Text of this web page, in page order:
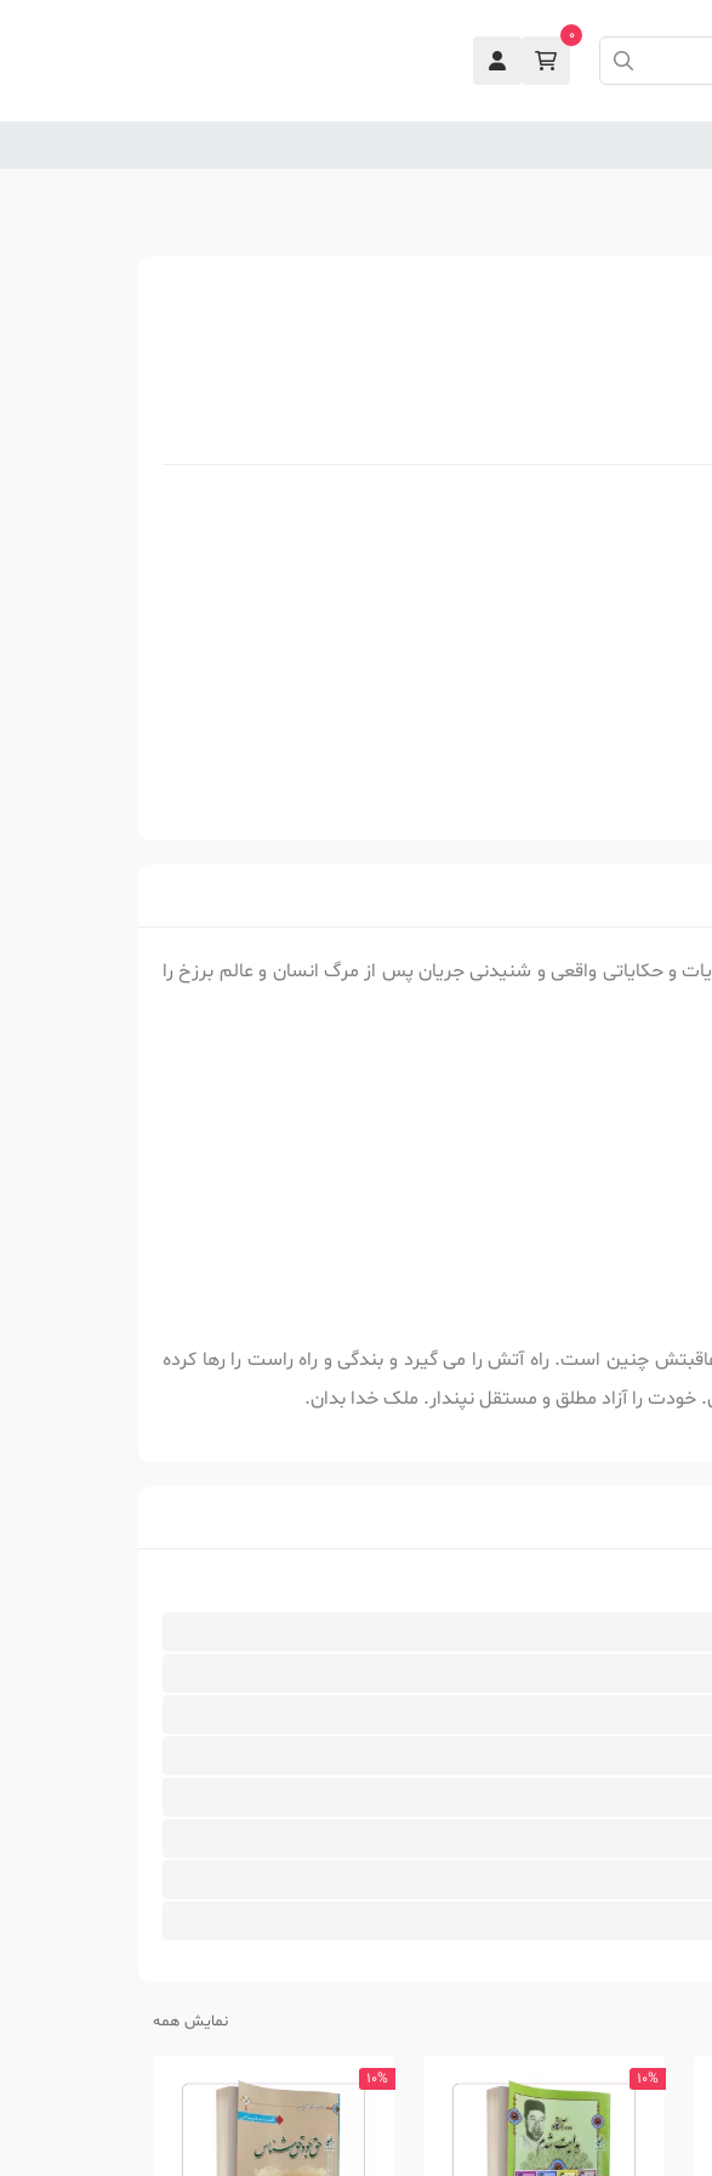
0
و حکایاتی واقعی و شنیدنی جریان پس از مرگ انسان و عالم برزخ را
چنین است. راه آتش را می گیرد و بندگی و راه راست را رها کرده
را آزاد مطلق و مستقل نپندار. ملک خدا بدان.
نمایش همه
10%
10%